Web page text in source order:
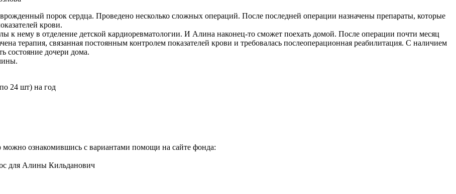
порок сердца. Проведено несколько сложных операций. После последней операции назначены препараты, которые
крови.
к нему в отделение детской кардиоревматологии. И Алина наконец-то сможет поехать домой. После операции почти месяц
терапия, связанная постоянным контролем показателей крови и требовалась послеоперационная реабилитация. С наличием
состояние дочери дома.
24 шт) на год
можно ознакомившись с вариантами помощи на сайте фонда:
для Алины Кильданович